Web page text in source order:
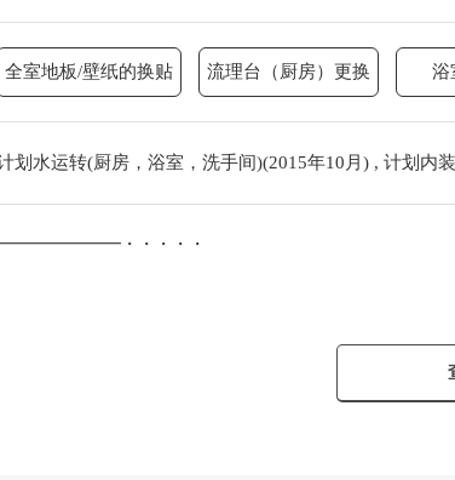
全室地板/壁纸的换贴 流理台（厨房）更换 浴
划水运转(厨房，浴室，洗手间)(2015年10月) , 计划内
・・・・・